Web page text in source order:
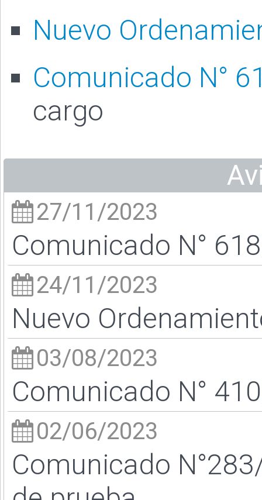
Nuevo
Comunicado N°
cargo
27/11/2023
Comunicado N°
24/11/2023
Nuevo
03/08/2023
Comunicado N°
02/06/2023
Comunicado